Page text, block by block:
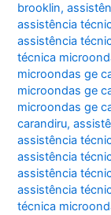
brooklin,
assistência
assistência
técnica
microondas ge
microondas ge
microondas ge
carandiru,
assistência
assistência
assistência
assistência
técnica